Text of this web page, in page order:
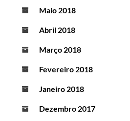
Maio 2018
Abril 2018
Março 2018
Fevereiro 2018
Janeiro 2018
Dezembro 2017